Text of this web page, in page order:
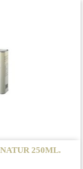
250ML.